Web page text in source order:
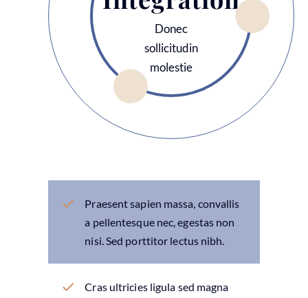
Donec
sollicitudin
molestie
Praesent sapien massa, convallis
a pellentesque nec, egestas non
nisi. Sed porttitor lectus nibh.
Cras ultricies ligula sed magna